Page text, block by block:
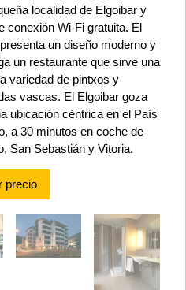
localidad de Elgoibar y
conexión Wi-Fi gratuita. El
un diseño moderno y
un restaurante que sirve una
variedad de pintxos y
vascas. El Elgoibar goza
ubicación céntrica en el País
a 30 minutos en coche de
San Sebastián y Vitoria.
precio